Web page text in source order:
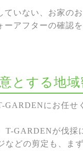
ていない、お家の
ーアフターの確認
とする地域
にお任せ
GARDENが伐採
どの剪定も、ま